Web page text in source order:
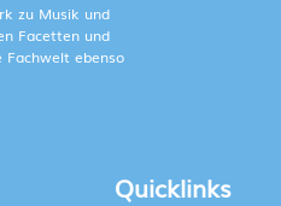
zu Musik und
Facetten und
ebenso
Quicklinks